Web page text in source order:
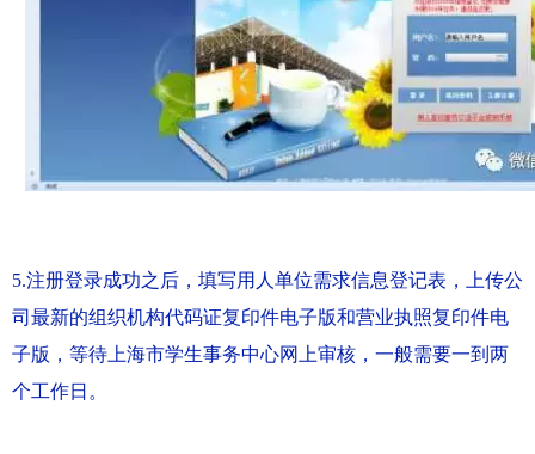
5.注册登录成功之后，填写用人单位需求信息登记表，上传公
司最新的组织机构代码证复印件电子版和营业执照复印件电
子版，等待上海市学生事务中心网上审核，一般需要一到两
个工作日。